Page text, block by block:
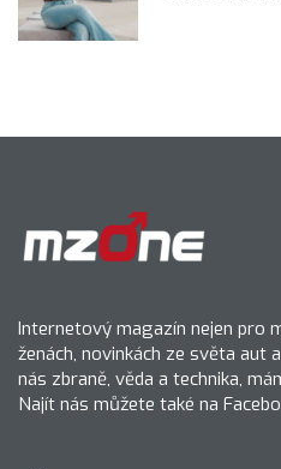
Internetový magazín nejen pro
ženách, novinkách ze světa aut
nás zbraně, věda a technika,
Najít nás můžete také na